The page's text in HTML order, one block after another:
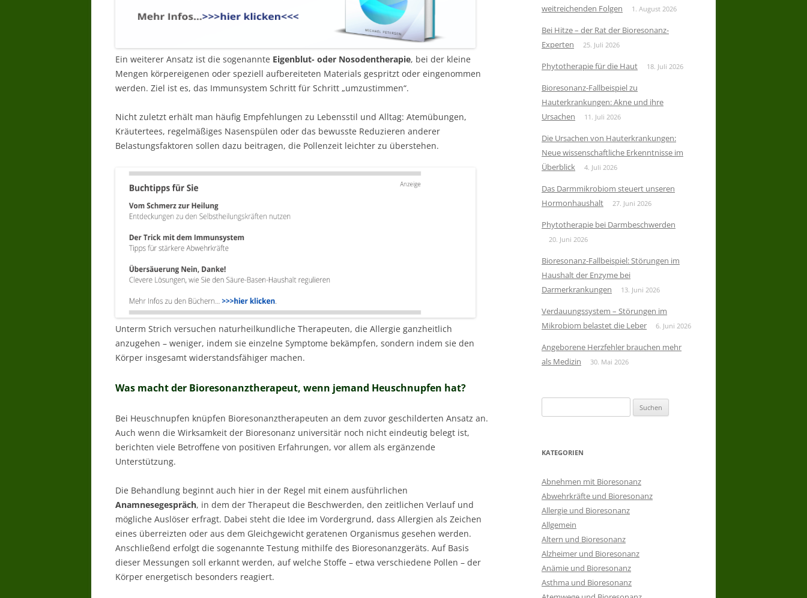
Ein weiterer Ansatz ist die sogenannte Eigenblut- oder Nosodentherapie, bei der kleine
Mengen körpereigenen oder speziell aufbereiteten Materials gespritzt oder eingenommen
werden. Ziel ist es, das Immunsystem Schritt für Schritt „umzustimmen“.
Nicht zuletzt erhält man häufig Empfehlungen zu Lebensstil und Alltag: Atemübungen,
Kräutertees, regelmäßiges Nasenspülen oder das bewusste Reduzieren anderer
Belastungsfaktoren sollen dazu beitragen, die Pollenzeit leichter zu überstehen.
Unterm Strich versuchen naturheilkundliche Therapeuten, die Allergie ganzheitlich
anzugehen – weniger, indem sie einzelne Symptome bekämpfen, sondern indem sie den
Körper insgesamt widerstandsfähiger machen.
Was macht der Bioresonanztherapeut, wenn jemand Heuschnupfen hat?
Bei Heuschnupfen knüpfen Bioresonanztherapeuten an dem zuvor geschilderten Ansatz an.
Auch wenn die Wirksamkeit der Bioresonanz universitär noch nicht eindeutig belegt ist,
berichten viele Betroffene von positiven Erfahrungen, vor allem als ergänzende
Unterstützung.
Die Behandlung beginnt auch hier in der Regel mit einem ausführlichen
Anamnesegespräch, in dem der Therapeut die Beschwerden, den zeitlichen Verlauf und
mögliche Auslöser erfragt. Dabei steht die Idee im Vordergrund, dass Allergien als Zeichen
eines überreizten oder aus dem Gleichgewicht geratenen Organismus gesehen werden.
Anschließend erfolgt die sogenannte Testung mithilfe des Bioresonanzgeräts. Auf Basis
dieser Messungen soll erkannt werden, auf welche Stoffe – etwa verschiedene Pollen – der
Körper energetisch besonders reagiert.
weitreichenden Folgen
1. August 2026
Bei Hitze – der Rat der Bioresonanz-
Experten
25. Juli 2026
Phytotherapie für die Haut 18. Juli 2026
Bioresonanz-Fallbeispiel zu
Hauterkrankungen: Akne und ihre
Ursachen
11. Juli 2026
Die Ursachen von Hauterkrankungen:
Neue wissenschaftliche Erkenntnisse im
Überblick
4. Juli 2026
Das Darmmikrobiom steuert unseren
Hormonhaushalt
27. Juni 2026
Phytotherapie bei Darmbeschwerden
20. Juni 2026
Bioresonanz-Fallbeispiel: Störungen im
Haushalt der Enzyme bei
Darmerkrankungen
13. Juni 2026
Verdauungssystem – Störungen im
Mikrobiom belastet die Leber
6. Juni 2026
Angeborene Herzfehler brauchen mehr
als Medizin
30. Mai 2026
nach:
KATEGORIEN
Abnehmen mit Bioresonanz
Abwehrkräfte und Bioresonanz
Allergie und Bioresonanz
Allgemein
Altern und Bioresonanz
Alzheimer und Bioresonanz
Anämie und Bioresonanz
Asthma und Bioresonanz